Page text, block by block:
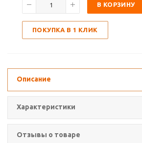
В КОРЗИНУ
ПОКУПКА В 1 КЛИК
Описание
Характеристики
Отзывы о товаре